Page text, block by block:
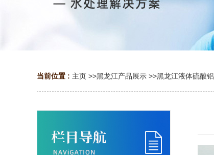
当前位置 : 主页 >>黑龙江产品展示 >>黑龙江液体硫酸铝